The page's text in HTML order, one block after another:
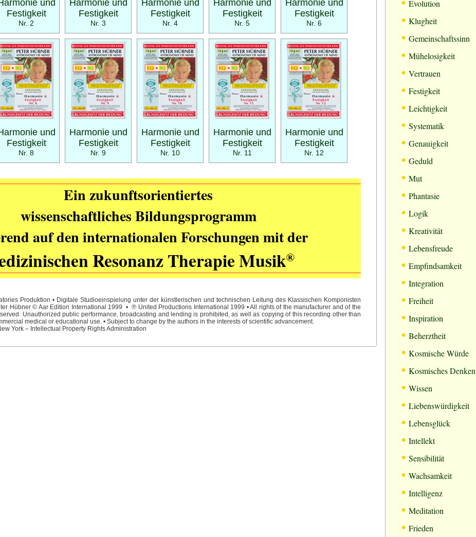
und
Festigkeit
Nr. 2
Harmonie und
Festigkeit
Nr. 3
Harmonie und
Festigkeit
Nr. 4
Harmonie und
Festigkeit
Nr. 5
Harmonie und
Festigkeit
Nr. 6
und
Festigkeit
Nr. 8
Harmonie und
Festigkeit
Nr. 9
Harmonie und
Festigkeit
Nr. 10
Harmonie und
Festigkeit
Nr. 11
Harmonie und
Festigkeit
Nr. 12
Ein zukunftsorientiertes
wissenschaftliches Bildungsprogramm
auf den internationalen Forschungen mit der
Resonanz Therapie Musik®
Produktion • Digitale Studioeinspielung unter der künstlerischen und technischen Leitung des Klassischen Komponisten
Hübner © Aar Edition International 1999 • ℗ United Productions International 1999 • All rights of the manufacturer and of the
Unauthorized public performance, broadcasting and lending is prohibited, as well as copying of this recording other than
medical or educational use. • Subject to change by the authors in the interests of scientific advancement.
York – Intellectual Property Rights Administration
Evolution
• Klugheit
• Gemeinschaftssinn
• Mühelosigkeit
• Vertrauen
• Festigkeit
• Leichtigkeit
• Systematik
• Genauigkeit
• Geduld
• Mut
• Phantasie
• Logik
• Kreativität
• Lebensfreude
• Empfindsamkeit
• Integration
• Freiheit
• Inspiration
• Beherztheit
• Kosmische Würde
• Kosmisches Denken
• Wissen
• Liebenswürdigkeit
• Lebensglück
• Intellekt
• Sensibilität
• Wachsamkeit
• Intelligenz
• Meditation
• Frieden